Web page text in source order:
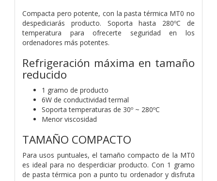
Compacta pero potente, con la pasta térmica MT0 no
despediciarás producto. Soporta hasta 280ºC de
temperatura para ofrecerte seguridad en los
ordenadores más potentes.
Refrigeración máxima en tamaño
reducido
1 gramo de producto
6W de conductividad termal
Soporta temperaturas de 30º ~ 280ºC
Menor viscosidad
TAMAÑO COMPACTO
Para usos puntuales, el tamaño compacto de la MT0
es ideal para no desperdiciar producto. Con 1 gramo
de pasta térmica pon a punto tu ordenador y disfruta